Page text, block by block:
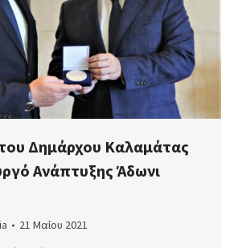
Δημάρχου Καλαμάτας
Ανάπτυξης Άδωνι
21 Μαΐου 2021